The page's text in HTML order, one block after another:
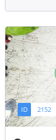
ID 2152